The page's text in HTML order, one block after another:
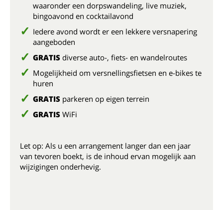
waaronder een dorpswandeling, live muziek,
bingoavond en cocktailavond
Iedere avond wordt er een lekkere versnapering
aangeboden
GRATIS diverse auto-, fiets- en wandelroutes
Mogelijkheid om versnellingsfietsen en e-bikes te
huren
GRATIS parkeren op eigen terrein
GRATIS WiFi
Let op: Als u een arrangement langer dan een jaar
van tevoren boekt, is de inhoud ervan mogelijk aan
wijzigingen onderhevig.